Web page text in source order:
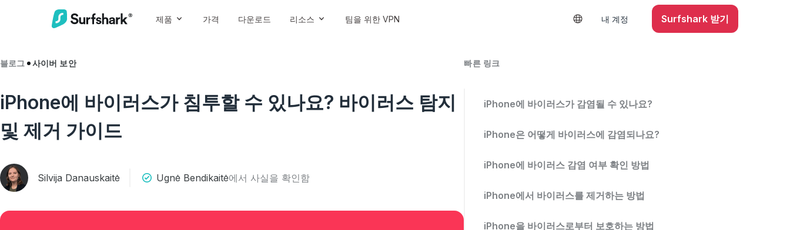
제품 가격 다운로드 리소스 팀을 위한 VPN 내 계정 Surfshark 받기
블로그 사이버 보안
iPhone에 바이러스가 침투할 수 있나요? 바이러스 탐지
및 제거 가이드
Silvija Danauskaitė Ugnė Bendikaitė에서 사실을 확인함
빠른 링크
iPhone에 바이러스가 감염될 수 있나요?
iPhone은 어떻게 바이러스에 감염되나요?
iPhone에 바이러스 감염 여부 확인 방법
iPhone에서 바이러스를 제거하는 방법
iPhone을 바이러스로부터 보호하는 방법